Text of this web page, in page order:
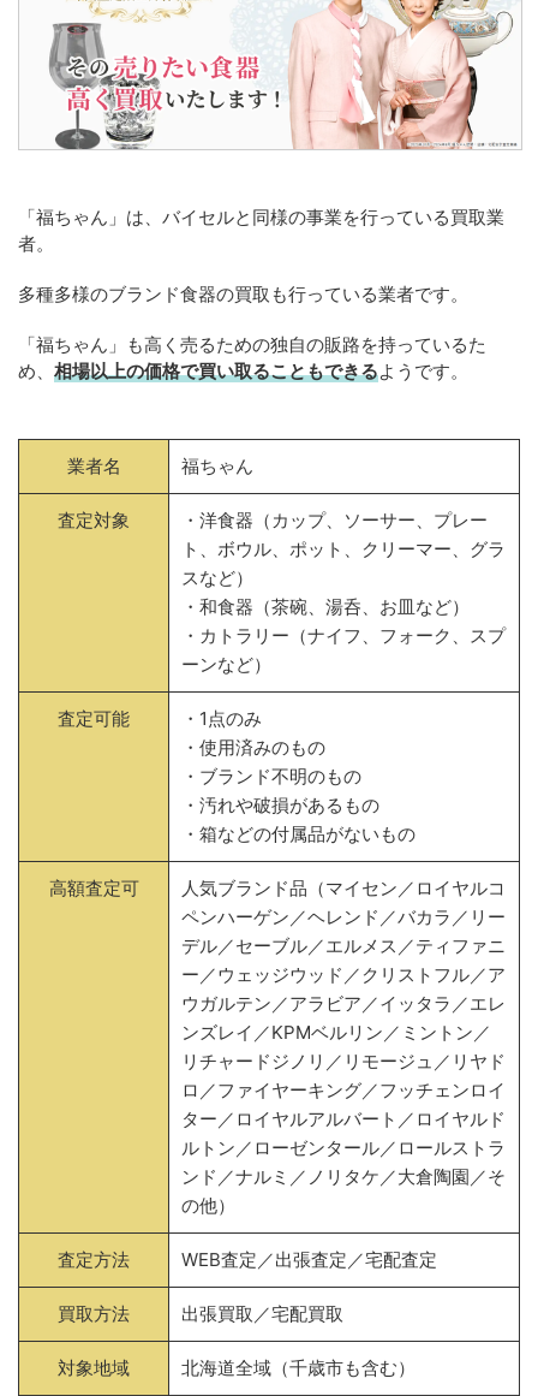
「福ちゃん」は、バイセルと同様の事業を行っている買取業
者。
多種多様のブランド食器の買取も行っている業者です。
「福ちゃん」も高く売るための独自の販路を持っているた
め、 相場以上の価格で買い取ることもできるようです。
業者名 福ちゃん
査定対象
・洋食器（カップ、ソーサー、プレー
ト、ボウル、ポット、クリーマー、グラ
スなど）
・和食器（茶碗、湯呑、お皿など）
・カトラリー（ナイフ、フォーク、スプ
ーンなど）
査定可能
・1点のみ
・使用済みのもの
・ブランド不明のもの
・汚れや破損があるもの
・箱などの付属品がないもの
高額査定可
人気ブランド品（マイセン／ロイヤルコ
ペンハーゲン／ヘレンド／バカラ／リー
デル／セーブル／エルメス／ティファニ
ー／ウェッジウッド／クリストフル／ア
ウガルテン／アラビア／イッタラ／エレ
ンズレイ／KPMベルリン／ミントン／
リチャードジノリ／リモージュ／リヤド
ロ／ファイヤーキング／フッチェンロイ
ター／ロイヤルアルバート／ロイヤルド
ルトン／ローゼンタール／ロールストラ
ンド／ナルミ／ノリタケ／大倉陶園／そ
の他）
査定方法 WEB査定／出張査定／宅配査定
買取方法 出張買取／宅配買取
対象地域 北海道全域（千歳市も含む）